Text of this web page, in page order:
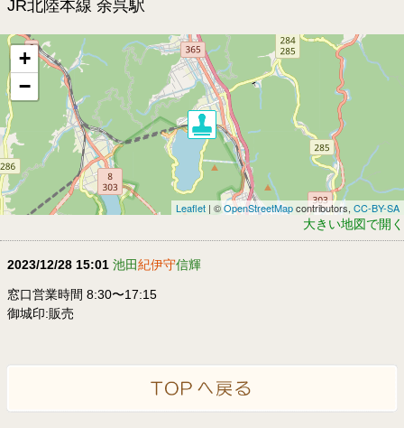
JR北陸本線 余呉駅
+
−
Leaflet | ©OpenStreetMapcontributors, CC-BY-SA
大きい地図で開く
2023/12/28 15:01 池田紀伊守信輝
窓口営業時間 8:30〜17:15
御城印:販売